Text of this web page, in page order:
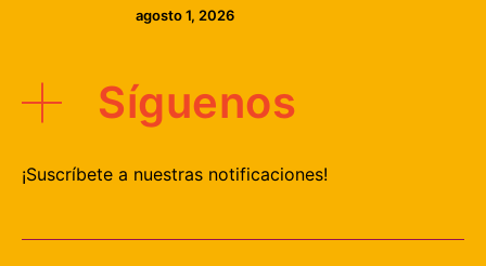
agosto 1, 2026
Síguenos
¡Suscríbete a nuestras notificaciones!